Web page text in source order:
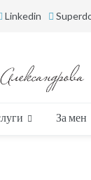
Linkedin
За мен